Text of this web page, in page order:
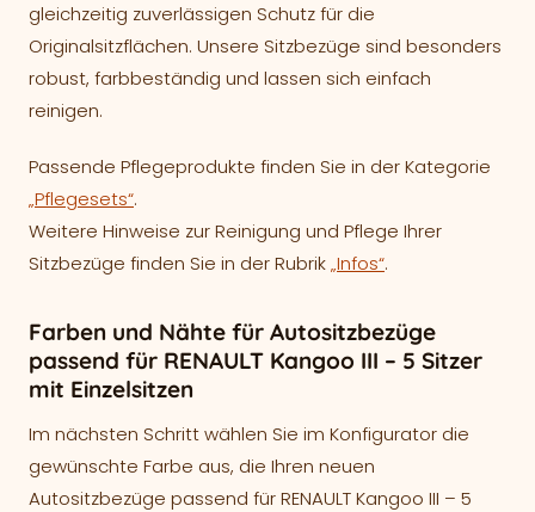
gleichzeitig zuverlässigen Schutz für die
Originalsitzflächen. Unsere Sitzbezüge sind besonders
robust, farbbeständig und lassen sich einfach
reinigen.
Passende Pflegeprodukte finden Sie in der Kategorie
„Pflegesets“.
Weitere Hinweise zur Reinigung und Pflege Ihrer
Sitzbezüge finden Sie in der Rubrik„Infos“.
Farben und Nähte für Autositzbezüge
passend für RENAULT Kangoo III – 5 Sitzer
mit Einzelsitzen
Im nächsten Schritt wählen Sie im Konfigurator die
gewünschte Farbe aus, die Ihren neuen
Autositzbezüge passend für RENAULT Kangoo III – 5